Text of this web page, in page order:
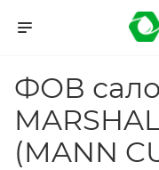
ФОВ
(MANN